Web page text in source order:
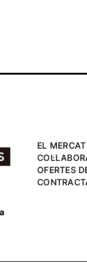
EL MERCAT
OFERTES